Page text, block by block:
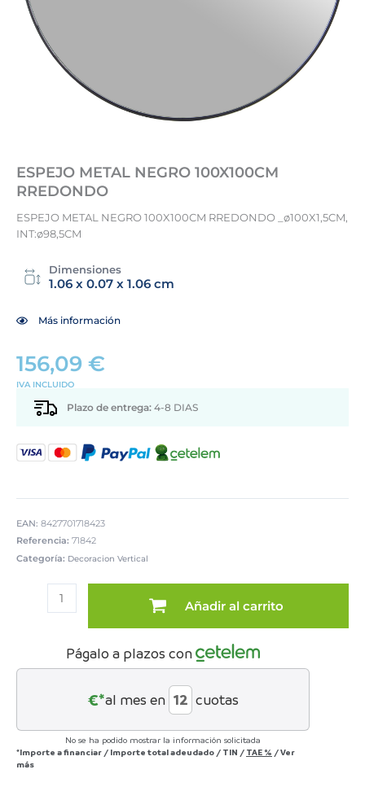
ESPEJO METAL NEGRO 100X100CM
RREDONDO
ESPEJO METAL NEGRO 100X100CM RREDONDO _ø100X1,5CM,
INT:ø98,5CM
Dimensiones
1.06 x 0.07 x 1.06 cm
Más información
156,09 €
IVA INCLUIDO
Plazo de entrega: 4-8 DIAS
EAN: 8427701718423
Referencia: 71842
Categoría: Decoracion Vertical
Añadir al carrito
Págalo a plazos con
€*al mes en cuotas
No se ha podido mostrar la información solicitada
*Importe a financiar / Importe total adeudado / TIN / TAE % /Ver
más